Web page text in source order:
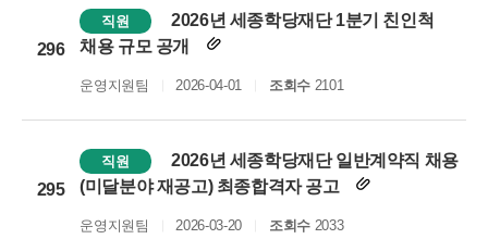
296
직원
2026년 세종학당재단 1분기 친인척
채용 규모 공개
운영지원팀 2026-04-01 조회수2101
295
직원
2026년 세종학당재단 일반계약직 채용
(미달분야 재공고) 최종합격자 공고
운영지원팀 2026-03-20 조회수2033